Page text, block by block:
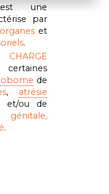
estune
par
et
.
CHARGE
de
,
atrésie
et/ou de
génitale,
.